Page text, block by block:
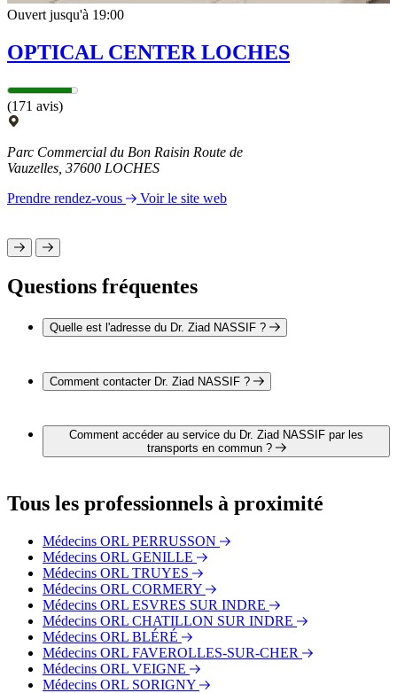
Ouvert jusqu'à 19:00
OPTICAL CENTER LOCHES
(171 avis)
Parc Commercial du Bon Raisin Route de
Vauzelles, 37600 LOCHES
Prendre rendez-vous
Voir le site web
Questions fréquentes
Quelle est l'adresse du Dr. Ziad NASSIF ?
Martinais 37600 LOCHES
Comment contacter Dr. Ziad NASSIF ?
02 47 91 33 33.
Comment accéder au service du Dr. Ziad NASSIF par les
transports en commun ?
arrêts suivants :
Bus - Loches − Gare SNCF
Tous les professionnels à proximité
Médecins ORL PERRUSSON
Médecins ORL GENILLE
Médecins ORL TRUYES
Médecins ORL CORMERY
Médecins ORL ESVRES SUR INDRE
Médecins ORL CHATILLON SUR INDRE
Médecins ORL BLÉRÉ
Médecins ORL FAVEROLLES-SUR-CHER
Médecins ORL VEIGNE
Médecins ORL SORIGNY